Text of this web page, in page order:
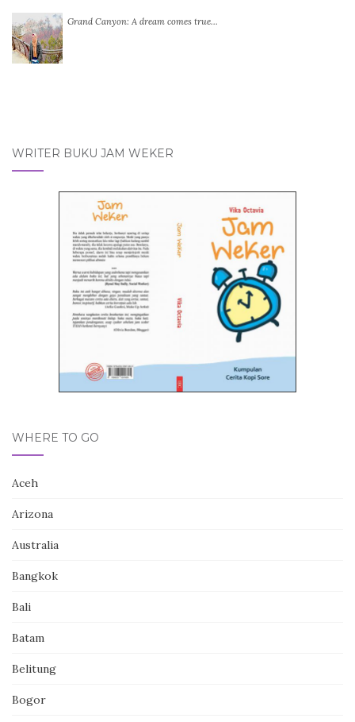
Grand Canyon: A dream comes true…
WRITER BUKU JAM WEKER
WHERE TO GO
Aceh
Arizona
Australia
Bangkok
Bali
Batam
Belitung
Bogor